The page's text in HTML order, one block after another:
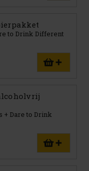
to Drink Different
+ Dare to Drink